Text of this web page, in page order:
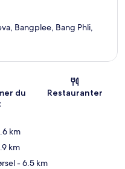
Bangplee, Bang Phli,
du
Restauranter
km
km
- 6.5 km